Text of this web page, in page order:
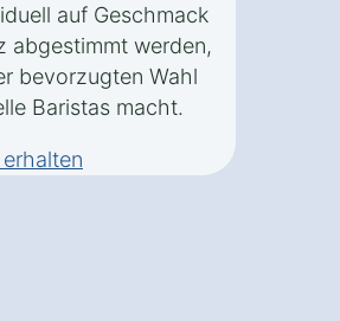
auf Geschmack
abgestimmt werden,
bevorzugten Wahl
Baristas macht.